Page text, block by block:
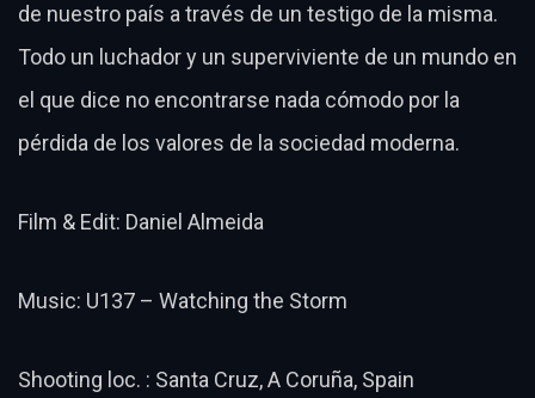
de nuestro país a través de un testigo de la misma.
Todo un luchador y un superviviente de un mundo en
el que dice no encontrarse nada cómodo por la
pérdida de los valores de la sociedad moderna.
Film & Edit: Daniel Almeida
Music: U137 – Watching the Storm
Shooting loc. : Santa Cruz, A Coruña, Spain